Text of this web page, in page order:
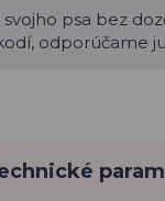
psa bez
odporúčame